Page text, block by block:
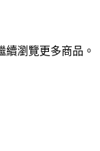
瀏覽更多商品。